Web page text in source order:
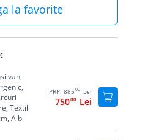
la favorite
Textil
Alb
PRP: 885 00 Lei
75000 Lei